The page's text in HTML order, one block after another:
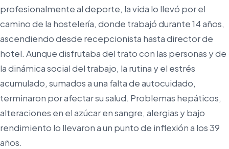
profesionalmente al deporte, la vida lo llevó por el
camino de la hostelería, donde trabajó durante 14 años,
ascendiendo desde recepcionista hasta director de
hotel. Aunque disfrutaba del trato con las personas y de
la dinámica social del trabajo, la rutina y el estrés
acumulado, sumados a una falta de autocuidado,
terminaron por afectar su salud. Problemas hepáticos,
alteraciones en el azúcar en sangre, alergias y bajo
rendimiento lo llevaron a un punto de inflexión a los 39
años.